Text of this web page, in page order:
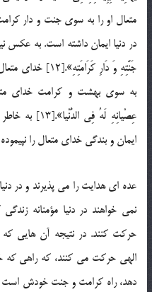
متعال او را به سوی جنت و دار
در دنیا ایمان داشته است. به عكس
جَنَّتِهِ وَ دَارِ
به سوی بهشت و كرامت خدای
عِصْیانِهِ لَهُ فِی
ایمان و بندگی خدای متعال را
عده ای هدایت را می پذیرند و در
نمی خواهند در دنیا مؤمنانه
حركت كنند. در نتیجه آن هایی
الهی حركت می كنند، که راهی
دهد، راه كرامت و جنت خودش است